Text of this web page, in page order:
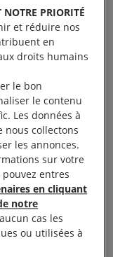
de visibilité
militant.e.s,
à agir –
d’activités
que nous
NOTRE PRIORITÉ
et réduire nos
en
droits humains
le bon
le contenu
Les données à
nous collectons
les annonces.
sur votre
entres
en cliquant
notre
cas les
ou utilisées à